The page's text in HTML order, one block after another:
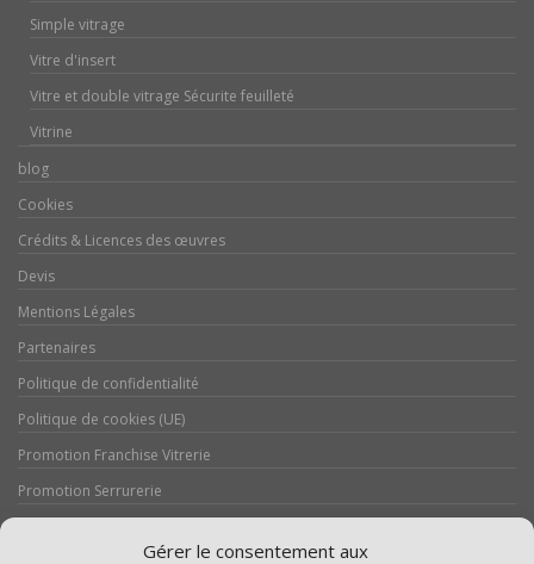
Gérer le consentement aux
Simple vitrage
Vitre d'insert
Vitre et double vitrage Sécurite feuilleté
Vitrine
blog
Cookies
Crédits & Licences des œuvres
Devis
Mentions Légales
Partenaires
Politique de confidentialité
Politique de cookies (UE)
Promotion Franchise Vitrerie
Promotion Serrurerie